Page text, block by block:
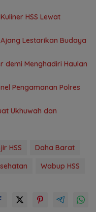
HSS Lewat
Lestarikan Budaya
demi Menghadiri Haulan
Pengamanan Polres
Ukhuwah dan
HSS
Daha Barat
Wabup HSS